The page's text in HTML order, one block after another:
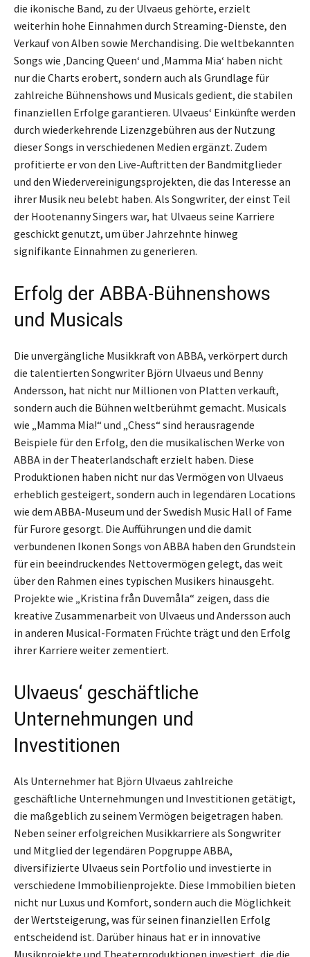
die ikonische Band, zu der Ulvaeus gehörte, erzielt
weiterhin hohe Einnahmen durch Streaming-Dienste, den
Verkauf von Alben sowie Merchandising. Die weltbekannten
Songs wie ‚Dancing Queen‘ und ‚Mamma Mia‘ haben nicht
nur die Charts erobert, sondern auch als Grundlage für
zahlreiche Bühnenshows und Musicals gedient, die stabilen
finanziellen Erfolge garantieren. Ulvaeus‘ Einkünfte werden
durch wiederkehrende Lizenzgebühren aus der Nutzung
dieser Songs in verschiedenen Medien ergänzt. Zudem
profitierte er von den Live-Auftritten der Bandmitglieder
und den Wiedervereinigungsprojekten, die das Interesse an
ihrer Musik neu belebt haben. Als Songwriter, der einst Teil
der Hootenanny Singers war, hat Ulvaeus seine Karriere
geschickt genutzt, um über Jahrzehnte hinweg
signifikante Einnahmen zu generieren.
Erfolg der ABBA-Bühnenshows
und Musicals
Die unvergängliche Musikkraft von ABBA, verkörpert durch
die talentierten Songwriter Björn Ulvaeus und Benny
Andersson, hat nicht nur Millionen von Platten verkauft,
sondern auch die Bühnen weltberühmt gemacht. Musicals
wie „Mamma Mia!“ und „Chess“ sind herausragende
Beispiele für den Erfolg, den die musikalischen Werke von
ABBA in der Theaterlandschaft erzielt haben. Diese
Produktionen haben nicht nur das Vermögen von Ulvaeus
erheblich gesteigert, sondern auch in legendären Locations
wie dem ABBA-Museum und der Swedish Music Hall of Fame
für Furore gesorgt. Die Aufführungen und die damit
verbundenen Ikonen Songs von ABBA haben den Grundstein
für ein beeindruckendes Nettovermögen gelegt, das weit
über den Rahmen eines typischen Musikers hinausgeht.
Projekte wie „Kristina från Duvemåla“ zeigen, dass die
kreative Zusammenarbeit von Ulvaeus und Andersson auch
in anderen Musical-Formaten Früchte trägt und den Erfolg
ihrer Karriere weiter zementiert.
Ulvaeus‘ geschäftliche
Unternehmungen und
Investitionen
Als Unternehmer hat Björn Ulvaeus zahlreiche
geschäftliche Unternehmungen und Investitionen getätigt,
die maßgeblich zu seinem Vermögen beigetragen haben.
Neben seiner erfolgreichen Musikkarriere als Songwriter
und Mitglied der legendären Popgruppe ABBA,
diversifizierte Ulvaeus sein Portfolio und investierte in
verschiedene Immobilienprojekte. Diese Immobilien bieten
nicht nur Luxus und Komfort, sondern auch die Möglichkeit
der Wertsteigerung, was für seinen finanziellen Erfolg
entscheidend ist. Darüber hinaus hat er in innovative